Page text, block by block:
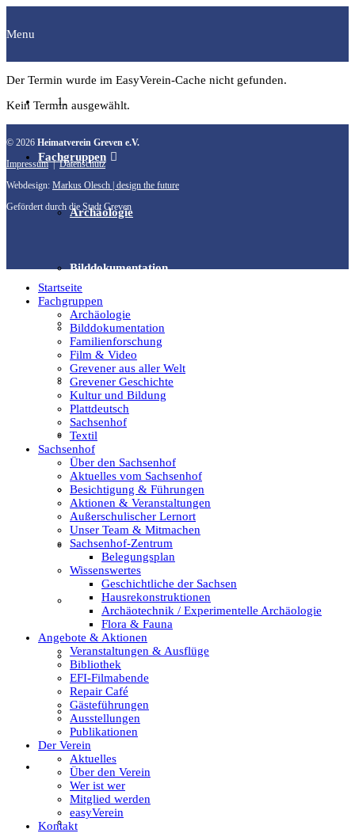
Menu
Startseite
Fachgruppen
Archäologie
Bilddokumentation
Familienforschung
Film & Video
Grevener aus aller Welt
Grevener Geschichte
Kultur und Bildung
Plattdeutsch
Sachsenhof
Textil
Sachsenhof
Über den Sachsenhof
Der Termin wurde im EasyVerein-Cache nicht gefunden.
Kein Termin ausgewählt.
© 2026 Heimatverein Greven e.V.
Impressum|Datenschutz
Webdesign: Markus Olesch | design the future
Gefördert durch die Stadt Greven
Startseite
Fachgruppen
Archäologie
Bilddokumentation
Familienforschung
Film & Video
Grevener aus aller Welt
Grevener Geschichte
Kultur und Bildung
Plattdeutsch
Sachsenhof
Textil
Sachsenhof
Über den Sachsenhof
Aktuelles vom Sachsenhof
Besichtigung & Führungen
Aktionen & Veranstaltungen
Außerschulischer Lernort
Unser Team & Mitmachen
Sachsenhof-Zentrum
Belegungsplan
Wissenswertes
Geschichtliche der Sachsen
Hausrekonstruktionen
Archäotechnik / Experimentelle Archäologie
Flora & Fauna
Angebote & Aktionen
Veranstaltungen & Ausflüge
Bibliothek
EFI-Filmabende
Repair Café
Gästeführungen
Ausstellungen
Publikationen
Der Verein
Aktuelles
Über den Verein
Wer ist wer
Mitglied werden
easyVerein
Kontakt